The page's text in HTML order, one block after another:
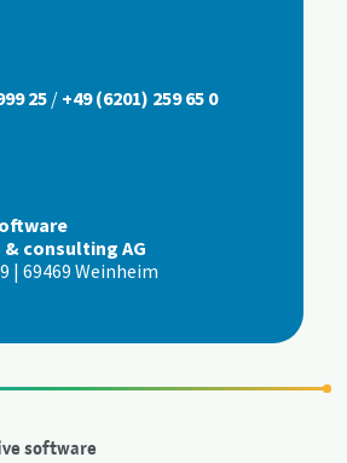
25/ +49 (6201) 259 65 0
consulting AG
| 69469 Weinheim
software